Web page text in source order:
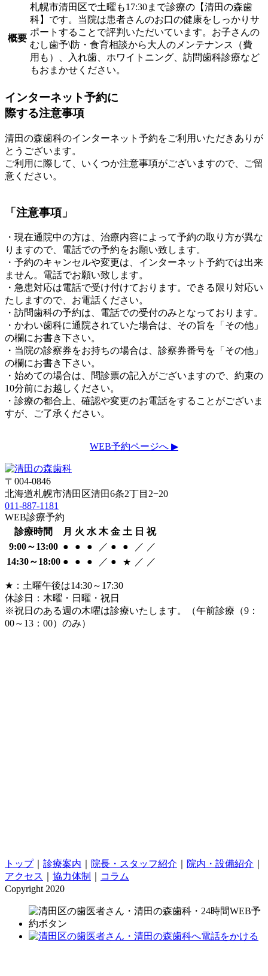
概要
札幌市清田区で土曜も17:30まで診療の【清田の森歯
科】です。当院は患者さんのお口の健康をしっかりサ
ポートすることで評判いただいています。お子さんの
むし歯予\防・食育相談から大人のメンテナンス（費
用も）、入れ歯、ホワイトニング、訪問歯科診療など
もおまかせください。
インターネット予約に
際する注意事項
清田の森歯科のインターネット予約をご利用いただきありが
とうございます。
ご利用に際して、いくつか注意事項がございますので、ご留
意ください。
「注意事項」
・現在通院中の方は、治療内容によって予約の取り方が異な
りますので、電話での予約をお願い致します。
・予約のキャンセルや変更は、インターネット予約では出来
ません。電話でお願い致します。
・急患対応は電話で受け付けております。できる限り対応い
たしますので、お電話ください。
・訪問歯科の予約は、電話での受付のみとなっております。
・かわい歯科に通院されていた場合は、その旨を「その他」
の欄にお書き下さい。
・当院の診察券をお持ちの場合は、診察券番号を「その他」
の欄にお書き下さい。
・始めての場合は、問診票の記入がございますので、約束の
10分前にお越しください。
・診療の都合上、確認や変更のお電話をすることがございま
すが、ご了承ください。
WEB予約ページへ ▶
〒004-0846
北海道札幌市清田区清田6条2丁目2−20
011-887-1181
WEB診療予約
診療時間
月 火 水 木 金 土 日 祝
9:00～13:00 ● ● ● ／ ● ● ／ ／
14:30～18:00 ● ● ● ／ ● ★ ／ ／
★ ：土曜午後は14:30～17:30
休診日：木曜・日曜・祝日
※祝日のある週の木曜は診療いたします。
（午前診療（9：
00～13：00）のみ）
トップ｜ 診療案内 院長・スタッフ紹介 院内・設備紹介
アクセス
協力体制
コラム
Copyright 2020